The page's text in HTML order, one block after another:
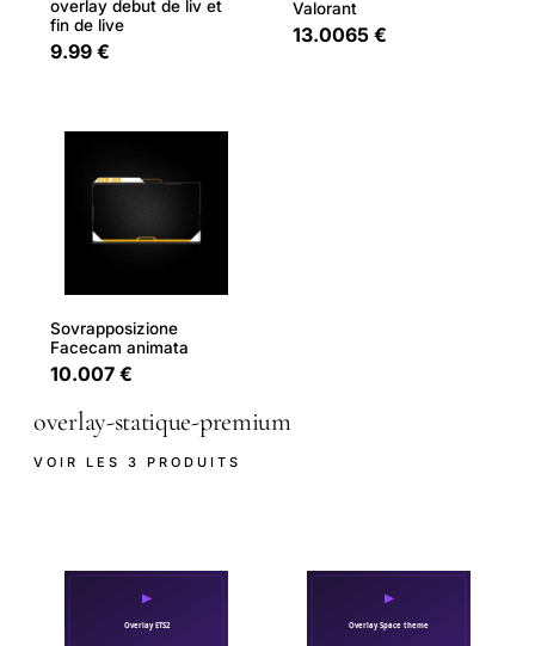
overlay debut de liv et
fin de live
9.99 €
Valorant
13.0065 €
Sovrapposizione
Facecam animata
10.007 €
overlay-statique-premium
VOIR LES 3 PRODUITS